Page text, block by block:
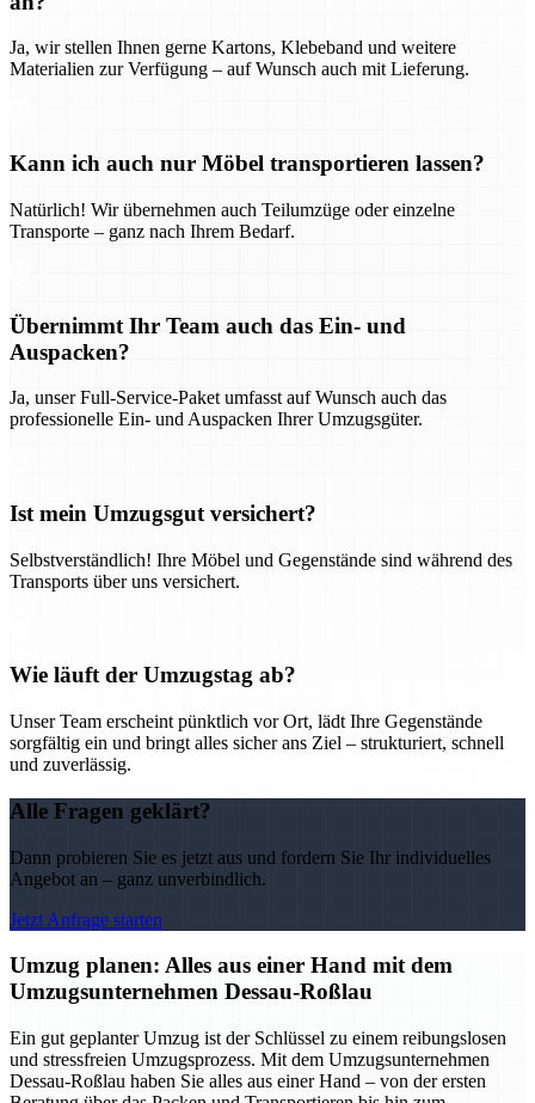
Ja, wir stellen Ihnen gerne Kartons, Klebeband und weitere
Materialien zur Verfügung – auf Wunsch auch mit Lieferung.
Kann ich auch nur Möbel transportieren lassen?
Natürlich! Wir übernehmen auch Teilumzüge oder einzelne
Transporte – ganz nach Ihrem Bedarf.
Übernimmt Ihr Team auch das Ein- und
Auspacken?
Ja, unser Full-Service-Paket umfasst auf Wunsch auch das
professionelle Ein- und Auspacken Ihrer Umzugsgüter.
Ist mein Umzugsgut versichert?
Selbstverständlich! Ihre Möbel und Gegenstände sind während des
Transports über uns versichert.
Wie läuft der Umzugstag ab?
Unser Team erscheint pünktlich vor Ort, lädt Ihre Gegenstände
sorgfältig ein und bringt alles sicher ans Ziel – strukturiert, schnell
und zuverlässig.
Alle Fragen geklärt?
Dann probieren Sie es jetzt aus und fordern Sie Ihr individuelles
Angebot an – ganz unverbindlich.
Jetzt Anfrage starten
Umzug planen: Alles aus einer Hand mit dem
Umzugsunternehmen Dessau-Roßlau
Ein gut geplanter Umzug ist der Schlüssel zu einem reibungslosen
und stressfreien Umzugsprozess. Mit dem Umzugsunternehmen
Dessau-Roßlau haben Sie alles aus einer Hand – von der ersten